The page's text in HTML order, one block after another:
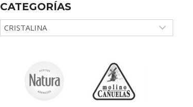
CATEGORÍAS
Categorías